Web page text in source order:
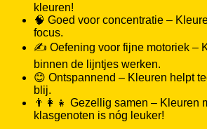
kleuren!
🧠 Goed voor concentratie –
focus.
✍️ Oefening voor fijne motoriek –
binnen de lijntjes werken.
😊 Ontspannend – Kleuren helpt
blij.
👨‍👩‍👧 Gezellig samen – Kleuren
klasgenoten is nóg leuker!